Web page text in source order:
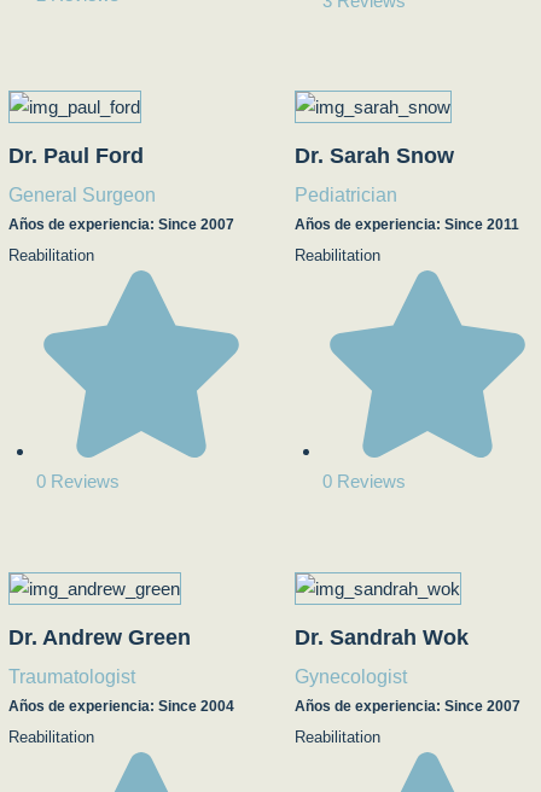
Dr. Paul Ford
General Surgeon
Años de experiencia: Since 2007
Reabilitation
0 Reviews
Dr. Sarah Snow
Pediatrician
Años de experiencia: Since 2011
Reabilitation
0 Reviews
Dr. Andrew Green
Traumatologist
Años de experiencia: Since 2004
Reabilitation
Dr. Sandrah Wok
Gynecologist
Años de experiencia: Since 2007
Reabilitation